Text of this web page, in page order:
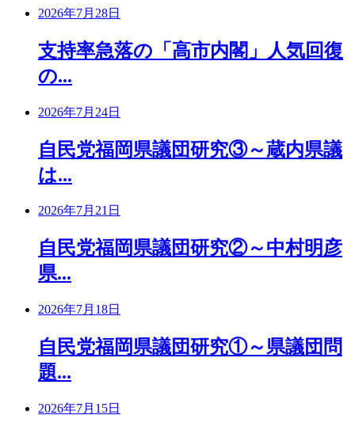
2026年7月28日
支持率急落の「高市内閣」人気回復
の...
2026年7月24日
自民党福岡県議団研究③～蔵内県議
は...
2026年7月21日
自民党福岡県議団研究②～中村明彦
県...
2026年7月18日
自民党福岡県議団研究①～県議団問
題...
2026年7月15日